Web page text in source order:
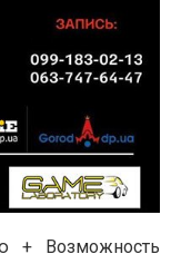
+ Возможность